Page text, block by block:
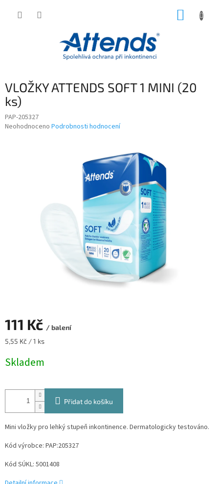
VLOŽKY ATTENDS SOFT 1 MINI (20
ks)
PAP-205327
Průměrné
Neohodnoceno Podrobnosti hodnocení
111 Kč / balení
Měrná
5,55 Kč / 1 ks
Skladem
Přidat do košíku
Mini vložky pro lehký stupeň inkontinence. Dermatologicky testováno.
Kód výrobce: PAP:205327
Kód SÚKL: 5001408